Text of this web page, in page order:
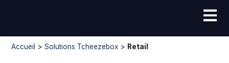
Accueil >Solutions Tcheezebox > Retail